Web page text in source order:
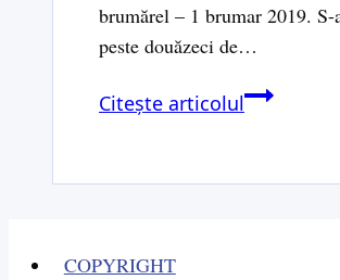
brumărel – 1 brumar 2019. S-
peste douăzeci de…
Citește articolul
stat
COPYRIGHT